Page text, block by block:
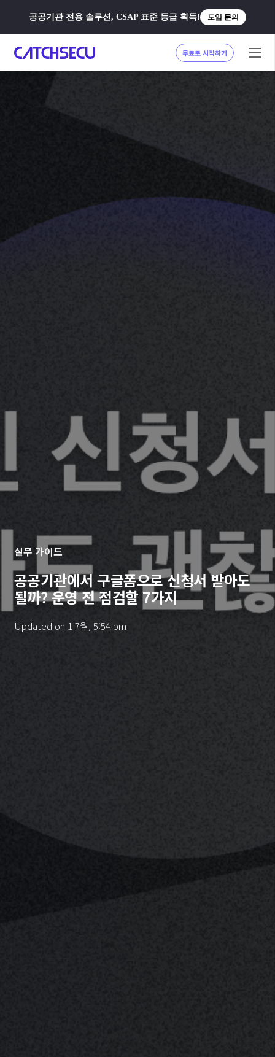
공공기관 전용 솔루션, CSAP 표준 등급 획득! 도입 문의
무료로 시작하기
실무 가이드
공공기관에서 구글폼으로 신청서 받아도
될까? 운영 전 점검할 7가지
Updated on 1 7월, 5:54 pm